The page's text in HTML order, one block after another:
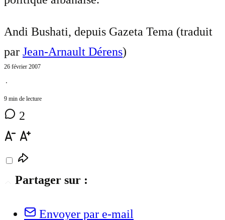
Andi Bushati, depuis Gazeta Tema (traduit
par Jean-Arnault Dérens)
26 février 2007
⋅
9 min de lecture
2
Partager sur :
Envoyer par e-mail